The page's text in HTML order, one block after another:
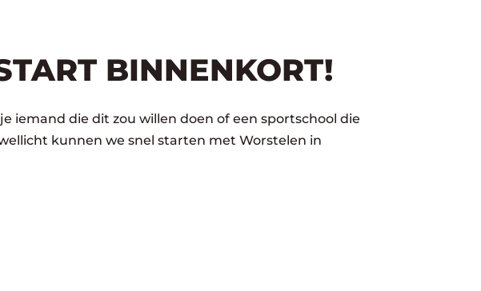
BINNENKORT!
iemand die dit zou willen doen of een sportschool die
kunnen we snel starten met Worstelen in